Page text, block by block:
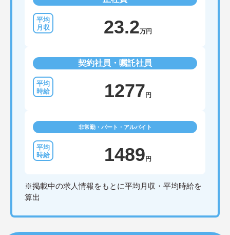
23.2万円
契約社員・嘱託社員
1277円
非常勤・パート・アルバイト
1489円
※掲載中の求人情報をもとに平均月収・平均時給を
算出